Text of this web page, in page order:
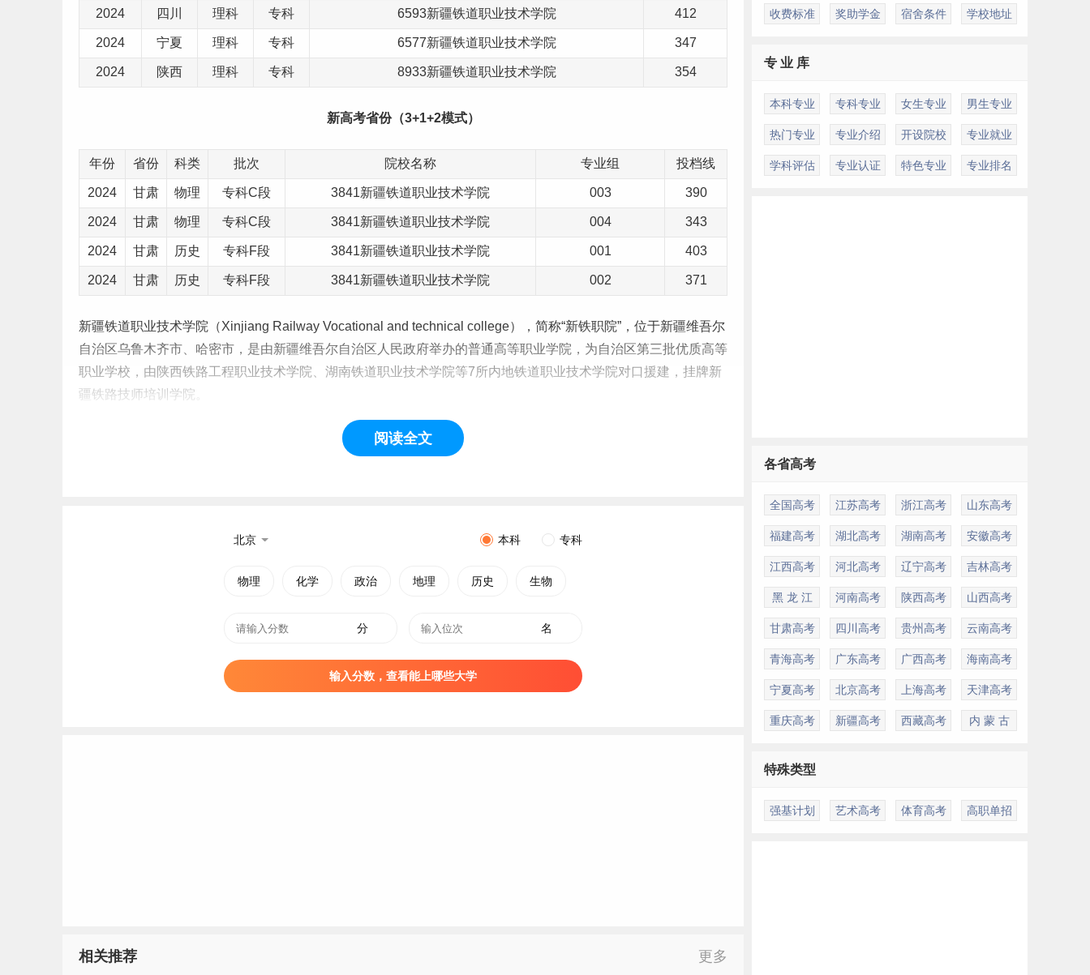
2024 四川 理科 专科 6593新疆铁道职业技术学院 412
2024 宁夏 理科 专科 6577新疆铁道职业技术学院 347
2024 陕西 理科 专科 8933新疆铁道职业技术学院 354
新高考省份（3+1+2模式）
年份 省份 科类 批次 院校名称 专业组 投档线
2024 甘肃 物理 专科C段 3841新疆铁道职业技术学院 003 390
2024 甘肃 物理 专科C段 3841新疆铁道职业技术学院 004 343
2024 甘肃 历史 专科F段 3841新疆铁道职业技术学院 001 403
2024 甘肃 历史 专科F段 3841新疆铁道职业技术学院 002 371
新疆铁道职业技术学院（Xinjiang Railway Vocational and technical college），简称“新铁职院”，位于新疆维吾尔
自治区乌鲁木齐市、哈密市，是由新疆维吾尔自治区人民政府举办的普通高等职业学院，为自治区第三批优质高等
职业学校，由陕西铁路工程职业技术学院、 湖南铁道职业技术学院等7所内地铁道职业技术学院对口援建，挂牌新
疆铁路技师培训学院。
新疆铁道职业技术学院前身是创建于1950年的西北铁路干线工程局天水铁路人员训练所，后分别成立隶属于乌鲁
木齐铁路局的乌鲁木齐铁路运输学校和新疆铁路高级技术学校，2004年两校移交自治区人力资源和社会保障厅管
阅读全文
北京 本科 专科
物理 化学 政治 地理 历史 生物
分 名
输入分数，查看能上哪些大学
相关推荐 更多
收费标准 奖助学金 宿舍条件 学校地址
专 业 库
本科专业 专科专业 女生专业 男生专业
热门专业 专业介绍 开设院校 专业就业
学科评估 专业认证 特色专业 专业排名
各省高考
全国高考 江苏高考 浙江高考 山东高考
福建高考 湖北高考 湖南高考 安徽高考
江西高考 河北高考 辽宁高考 吉林高考
黑 龙 江 河南高考 陕西高考 山西高考
甘肃高考 四川高考 贵州高考 云南高考
青海高考 广东高考 广西高考 海南高考
宁夏高考 北京高考 上海高考 天津高考
重庆高考 新疆高考 西藏高考 内 蒙 古
特殊类型
强基计划 艺术高考 体育高考 高职单招